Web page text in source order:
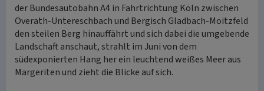
der Bundesautobahn A4 in Fahrtrichtung Köln zwischen
Overath-Untereschbach und Bergisch Gladbach-Moitzfeld
den steilen Berg hinauffährt und sich dabei die umgebende
Landschaft anschaut, strahlt im Juni von dem
südexponierten Hang her ein leuchtend weißes Meer aus
Margeriten und zieht die Blicke auf sich.